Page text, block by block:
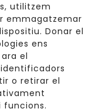
utilitzem
emmagatzemar
Donar el
ens
el
o retirar el
Cugat del Vallès